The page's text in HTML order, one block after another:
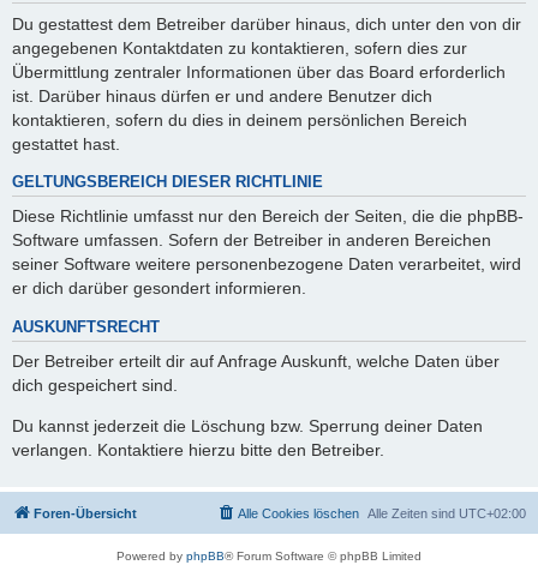
Du gestattest dem Betreiber darüber hinaus, dich unter den von dir
angegebenen Kontaktdaten zu kontaktieren, sofern dies zur
Übermittlung zentraler Informationen über das Board erforderlich
ist. Darüber hinaus dürfen er und andere Benutzer dich
kontaktieren, sofern du dies in deinem persönlichen Bereich
gestattet hast.
GELTUNGSBEREICH DIESER RICHTLINIE
Diese Richtlinie umfasst nur den Bereich der Seiten, die die phpBB-
Software umfassen. Sofern der Betreiber in anderen Bereichen
seiner Software weitere personenbezogene Daten verarbeitet, wird
er dich darüber gesondert informieren.
AUSKUNFTSRECHT
Der Betreiber erteilt dir auf Anfrage Auskunft, welche Daten über
dich gespeichert sind.
Du kannst jederzeit die Löschung bzw. Sperrung deiner Daten
verlangen. Kontaktiere hierzu bitte den Betreiber.
Foren-Übersicht Alle Zeiten sind UTC+02:00
Alle Cookies löschen
Powered by phpBB® Forum Software © phpBB Limited